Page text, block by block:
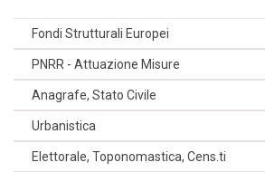
Fondi Strutturali Europei
PNRR - Attuazione Misure
Anagrafe, Stato Civile
Urbanistica
Elettorale, Toponomastica, Cens.ti